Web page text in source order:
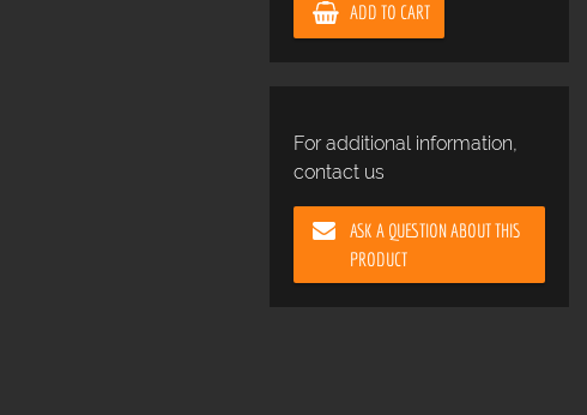
ADD TO CART
For additional information,
contact us
ASK A QUESTION ABOUT THIS
PRODUCT